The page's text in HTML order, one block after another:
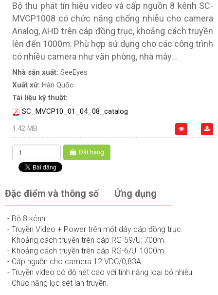
Bộ thu phát tín hiệu video và cấp nguồn 8 kênh SC-
MVCP1008 có chức năng chống nhiễu cho camera
Analog, AHD trên cáp đồng trục, khoảng cách truyền
lên đến 1000m. Phù hợp sử dụng cho các công trình
có nhiều camera như văn phòng, nhà máy…
Nhà sản xuất: SeeEyes
Xuất xứ: Hàn Quốc
Tài liệu kỹ thuật:
SC_MVCP10_01_04_08_catalog
1.42 MB
Đặt hàng
Đặc điểm và thông số Ứng dụng
- Bộ 8 kênh.
- Truyền Video + Power trên một dây cáp đồng trục.
- Khoảng cách truyền trên cáp RG-59/U: 700m.
- Khoảng cách truyền trên cáp RG-6/U: 1000m.
- Cấp nguồn cho camera 12 VDC/0,83A.
- Truyền video có độ nét cao với tính năng loại bỏ nhiễu.
- Chức năng lọc sét lan truyền.